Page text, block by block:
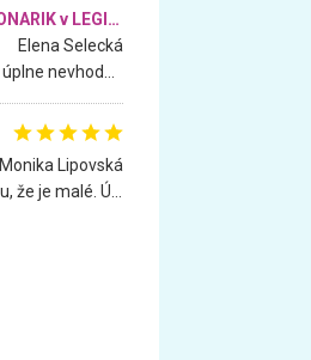
Vnútorné detské ihrisko LEGIONARIK v LEGIA Fitness
Elena Selecká
. Monika Lipovská